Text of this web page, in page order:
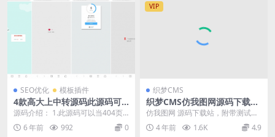
SEO优化 模板插件
4款高大上中转源码此源码可
以当404页 或者站外跳转页 有
利于SEO
源码介绍： 1.此源码可以当404页
或者站外跳转页 有利于SEO 2.当你
换域...6 年前 992 0
VIP
织梦CMS
织梦CMS仿我图网源码下载
站，仿我图网dedecms内核
仿我图网 源码下载站，附带测试数
据（部分可用），织梦内核，带安
装教程。 运行环境...
4 年前 1.6K 4.9